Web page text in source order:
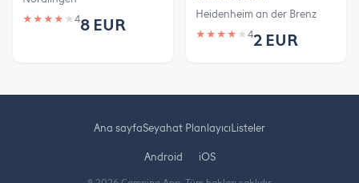
★ ★ ★ ★ ★ 48 EUR
Heidenheim an der Brenz
★ ★ ★ ★ ★ 42 EUR
Ana sayfaSeyahat PlanlayıcıListeler
Android iOS